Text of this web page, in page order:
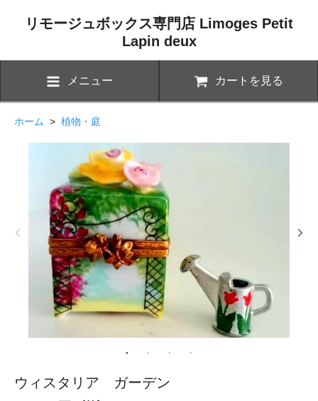
リモージュボックス専門店 Limoges Petit
Lapin deux
メニュー カートを見る
ホーム > 植物・庭
ウィスタリア ガーデン